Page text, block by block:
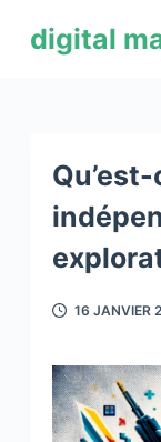
digital
16 JANVIER